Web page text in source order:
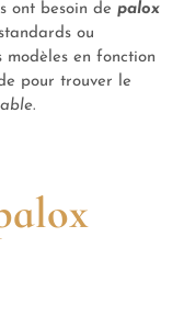
ont besoin de palox
ou
modèles en fonction
pour trouver le
.